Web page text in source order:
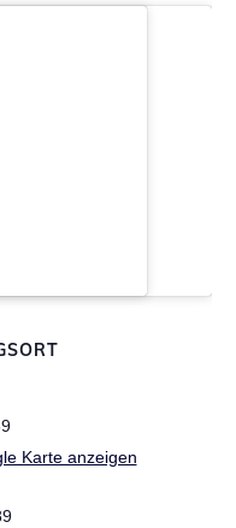
Karte anzeigen